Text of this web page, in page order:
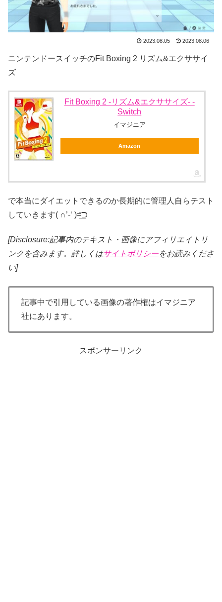
2023.08.05 2023.08.06
ニンテンドースイッチのFit Boxing 2 リズム&エクササイ
ズ
Fit Boxing 2 -リズム&エクササイズ- -
Switch
イマジニア
Amazon
で本当にダイエットできるのか長期的に管理人自らテスト
していきます( ∩’-‘ )=͟͟͞͞⊃
[Disclosure:記事内のテキスト・画像にアフィリエイトリ
ンクを含みます。詳しくはサイトポリシーをお読みくださ
い]
記事中で引用している画像の著作権はイマジニア
社にあります。
スポンサーリンク